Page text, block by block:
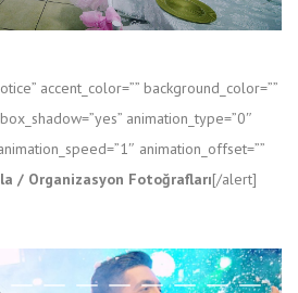
accent_color=”” background_color=””
animation_type=”0″
animation_offset=””
/ Organizasyon Fotoğrafları[/alert]